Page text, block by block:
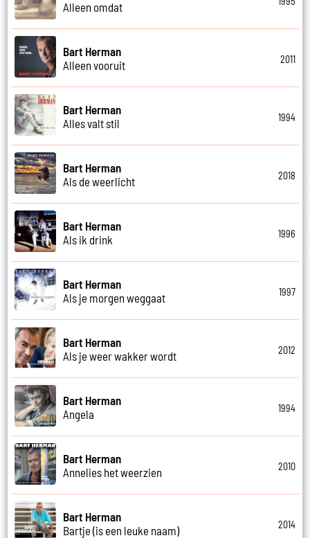
Alleen omdat
Bart Herman
Alleen vooruit
2011
Bart Herman
Alles valt stil
1994
Bart Herman
Als de weerlicht
2018
Bart Herman
Als ik drink
1996
Bart Herman
Als je morgen weggaat
1997
Bart Herman
Als je weer wakker wordt
2012
Bart Herman
Angela
1994
Bart Herman
Annelies het weerzien
2010
Bart Herman
Bartje (is een leuke naam)
2014